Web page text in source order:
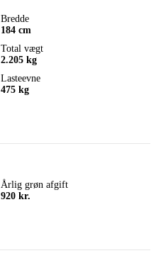
Bredde
184 cm
Total vægt
2.205 kg
Lasteevne
475 kg
Årlig grøn afgift
920 kr.